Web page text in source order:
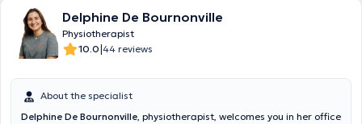
Delphine De Bournonville
Physiotherapist
10.0|44 reviews
About the specialist
Delphine De Bournonville, physiotherapist, welcomes you in her office